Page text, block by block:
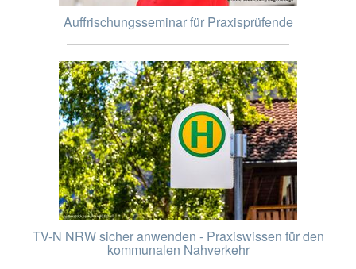
Auffrischungsseminar für Praxisprüfende
TV-N NRW sicher anwenden - Praxiswissen für den
kommunalen Nahverkehr